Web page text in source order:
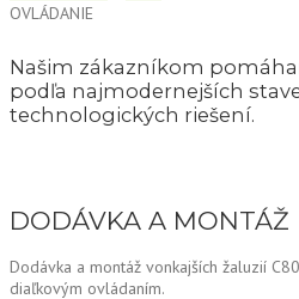
OVLÁDANIE
Našim zákazníkom
podľa najmodernejších
technologických riešení.
DODÁVKA A MONTÁŽ
Dodávka a montáž vonkajších žaluzií
diaľkovým ovládaním.